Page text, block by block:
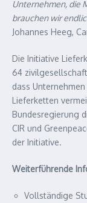
Unternehmen, die
brauchen wir
Johannes Heeg,
Die Initiative
64
dass
Lieferketten
Bundesregierung
CIR und
der Initiative.
Weiterführende
Vollständige